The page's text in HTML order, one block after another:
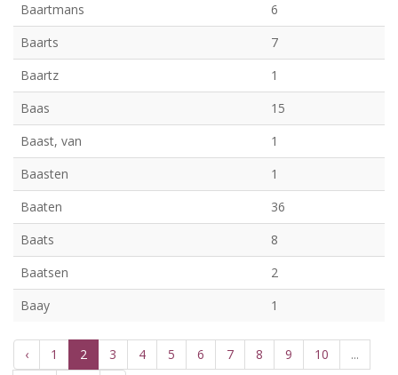
Baartmans
6
Baarts
7
Baartz
1
Baas
15
Baast, van
1
Baasten
1
Baaten
36
Baats
8
Baatsen
2
Baay
1
‹ 1 2 3 4 5 6 7 8 9 10 ...